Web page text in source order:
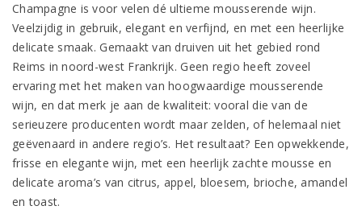
Champagne is voor velen dé ultieme mousserende wijn.
Veelzijdig in gebruik, elegant en verfijnd, en met een heerlijke
delicate smaak. Gemaakt van druiven uit het gebied rond
Reims in noord-west Frankrijk. Geen regio heeft zoveel
ervaring met het maken van hoogwaardige mousserende
wijn, en dat merk je aan de kwaliteit: vooral die van de
serieuzere producenten wordt maar zelden, of helemaal niet
geëvenaard in andere regio’s. Het resultaat? Een opwekkende,
frisse en elegante wijn, met een heerlijk zachte mousse en
delicate aroma’s van citrus, appel, bloesem, brioche, amandel
en toast.